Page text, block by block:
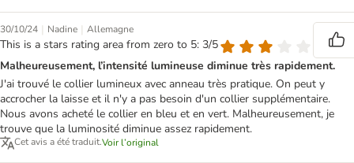
30/10/24 | Nadine | Allemagne
This is a stars rating area from zero to 5: 3/5
Malheureusement, l’intensité lumineuse diminue très rapidement.
J'ai trouvé le collier lumineux avec anneau très pratique. On peut y
accrocher la laisse et il n'y a pas besoin d'un collier supplémentaire.
Nous avons acheté le collier en bleu et en vert. Malheureusement, je
trouve que la luminosité diminue assez rapidement.
Cet avis a été traduit.Voir l’original